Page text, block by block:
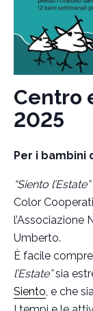
Centro
2025
Per i bambini
“Siento l’Estate”
Color
l’Associazione
Umberto.
È facile
l’Estate”sia
Siento , e che